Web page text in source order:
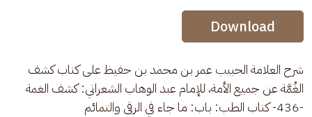
Audio Stream
Download
شرح العلامة الحبيب عمر بن محمد بن حفيظ على كتاب كشف
الغُمَّة عن جميع الأمة، للإمام عبد الوهاب الشعراني: كشف الغمة
-436- كتاب الطب: باب: ما جاء في الرقى والتمائم